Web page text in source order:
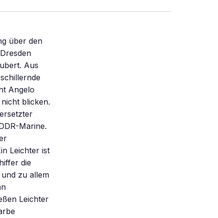
vor: bodytravel tourt durch Deutschland – und keiner weiß davon? Natürlich: Werbung, Presse. Kann man das Magazin Focus zu einem Bericht überreden? Die Fitnessstudios zum Auslegen von Flyern? PR-Jargon erfüllt den Raum. Um im Internet „Traffic” zu erzeugen, heißt es, habe man einen „Teaser” für die bodytravel-Website bereits frei geschaltet. Geplant sind „ Give-aways” ebenso wie eine „Face-to-Face-Kommunikation”. Das „ Branding” sei im Gange. Das Plakat macht Probleme. Der Vorstand habe nicht begeistert reagiert, sagt Frank Neuhaus. Er ist Leiter der Abteilung für Öffentlichkeitsarbeit, ein Mann mit gut geschnittenem Anzug und gebräuntem Gesicht. Und er weiß, dass die Wünsche des Vorstands ernst zu nehmen sind. Auf dem Entwurf für das Plakat ist „Ausstellung” zu lesen, in der Unterzeile „ bodytravel”. Es bleibe unklar, was man sich darunter eigentlich vorzustellen habe, bemängelt der Vorstand. Plötzlich ist Unsicherheit da. Es ist eigenartig, aber nach all den Workshops und Debatten, in denen sich das Prestigeprojekt von einer Roadshow mit Zelt zu einem schwimmenden Hypersurface-Pavillon verwandelt hat, scheint immer noch unbeantwortet zu sein: Was genau will bodytravel eigentlich sein? „Im Grunde haben wir die Frage nie so richtig geklärt”,